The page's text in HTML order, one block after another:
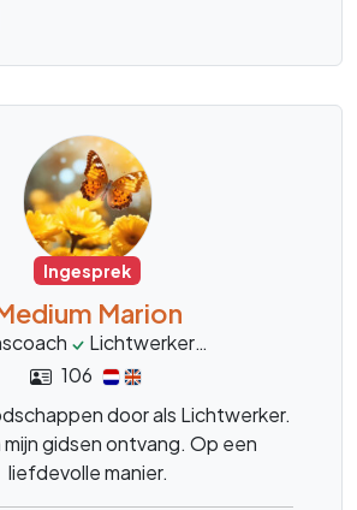
Ingesprek
Marion
Lichtwerker
106
door als Lichtwerker.
mijn gidsen ontvang. Op een
liefdevolle manier.